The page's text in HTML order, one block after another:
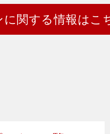
に関する情報はこ